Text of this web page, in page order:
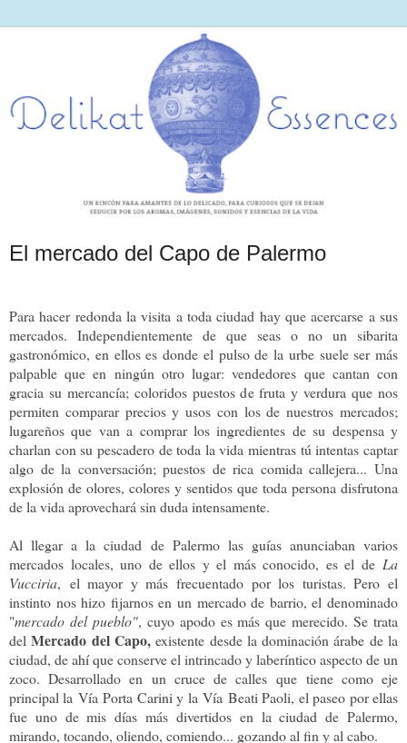
El mercado del Capo de Palermo
Para hacer redonda la visita a toda ciudad hay que acercarse a sus
mercados. Independientemente de que seas o no un sibarita
gastronómico, en ellos es donde el pulso de la urbe suele ser más
palpable que en ningún otro lugar: vendedores que cantan con
gracia su mercancía; coloridos puestos de fruta y verdura que nos
permiten comparar precios y usos con los de nuestros mercados;
lugareños que van a comprar los ingredientes de su despensa y
charlan con su pescadero de toda la vida mientras tú intentas captar
algo de la conversación; puestos de rica comida callejera... Una
explosión de olores, colores y sentidos que toda persona disfrutona
de la vida aprovechará sin duda intensamente.
Al llegar a la ciudad de Palermo las guías anunciaban varios
mercados locales, uno de ellos y el más conocido, es el de La
Vucciria, el mayor y más frecuentado por los turistas. Pero el
instinto nos hizo fijarnos en un mercado de barrio, el denominado
"mercado del pueblo", cuyo apodo es más que merecido. Se trata
delMercado del Capo,existente desde la dominación árabe de la
ciudad, de ahí que conserve el intrincado y laberíntico aspecto de un
zoco. Desarrollado en un cruce de calles que tiene como eje
principal la Vía Porta Carini y la Vía Beati Paoli, el paseo por ellas
fue uno de mis días más divertidos en la ciudad de Palermo,
mirando, tocando, oliendo, comiendo... gozando al fin y al cabo.